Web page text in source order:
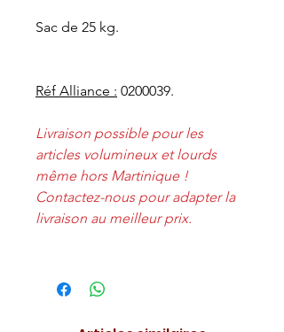
Sac de 25 kg.
Réf Alliance : 0200039.
Livraison possible pour les
articles volumineux et lourds
même hors Martinique !
Contactez-nous pour adapter la
livraison au meilleur prix.